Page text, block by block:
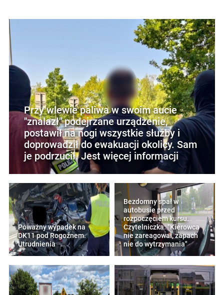
Przy wlewie paliwa w swoim aucie
"znalazł" podejrzane urządzenie,
postawił na nogi wszystkie służby i
doprowadził do ewakuacji okolicy. Sam
je podrzucił. Jest więcej informacji
Poważny wypadek na
DK11 pod Rogoźnem.
Utrudnienia
Bezdomny spał w
autobusie przed
rozpoczęciem kursu.
Czytelniczka: "Kierowca
nie zareagował, zapach
nie do wytrzymania"